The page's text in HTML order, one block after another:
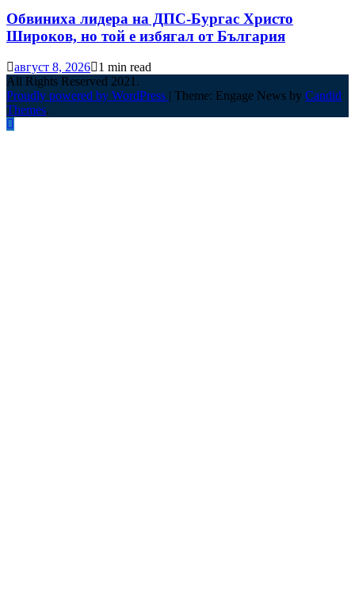
Обвиниха лидера на ДПС-Бургас Христо
Широков, но той е избягал от България
август 8, 2026
1 min read
All Rights Reserved 2021.
Proudly powered by WordPress | Theme: Engage News by Candid
Themes.